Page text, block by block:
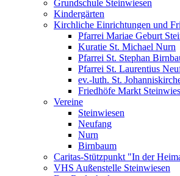
Grundschule Steinwiesen
Kindergärten
Kirchliche Einrichtungen und
Pfarrei Mariae Geburt
Kuratie St. Michael Nurn
Pfarrei St. Stephan
Pfarrei St. Laurentius
ev.-luth. St.
Friedhöfe Markt
Vereine
Steinwiesen
Neufang
Nurn
Birnbaum
Caritas-Stützpunkt "In der
VHS Außenstelle Steinwiesen